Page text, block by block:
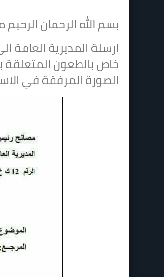
بسم الله الرحمان
ارسلة المديرية
خاص بالطعون المتعلقة
الصورة المرفقة في